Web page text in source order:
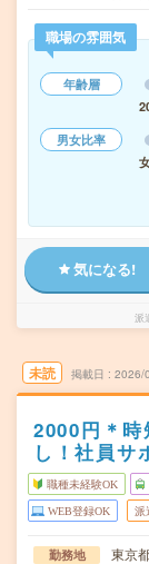
職場の雰囲気
年齢層
男女比率
気になる!
派
未読 掲載日 2026/
2000円＊
し！社員サ
職種未経験OK
WEB登録OK 派
勤務地
東京